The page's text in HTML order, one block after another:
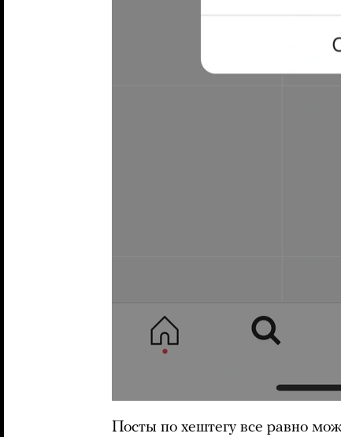
Посты по хештегу все равно